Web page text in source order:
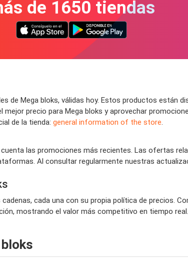
de 1650 tiendas
de Mega bloks, válidas hoy. Estos productos están
precio para Mega bloks y aprovechar
de la tienda: general information of the store
las promociones más recientes. Las ofertas
Al consultar regularmente nuestras
cada una con su propia política de precios.
mostrando el valor más competitivo en tiempo real.